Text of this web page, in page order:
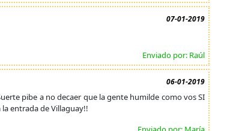
07-01-2019
Enviado por: Raúl
06-01-2019
pibe a no decaer que la gente humilde como vos SI
entrada de Villaguay!!